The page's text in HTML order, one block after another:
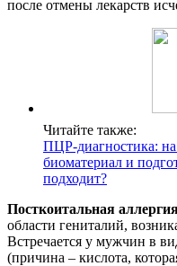
после отмены лекарств
Читайте также:
ПЦР-диагностика:
биоматериал и
подходит?
Посткоитальная
области гениталий,
Встречается у мужчин в
(причина – кислота,